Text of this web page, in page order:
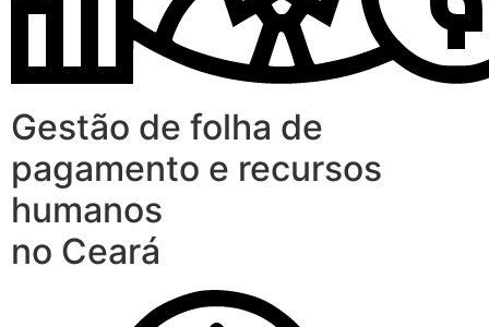
Gestão de folha de
pagamento e recursos
humanos
no Ceará